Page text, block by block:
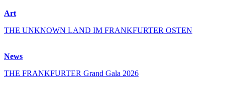
Art
THE UNKNOWN LAND IM FRANKFURTER OSTEN
News
THE FRANKFURTER Grand Gala 2026